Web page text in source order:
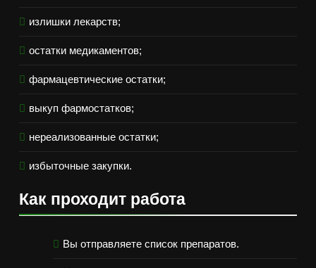
излишки лекарств;
остатки медикаментов;
фармацевтические остатки;
выкуп фармостатков;
нереализованные остатки;
избыточные закупки.
Как проходит работа
Вы отправляете список препаратов.